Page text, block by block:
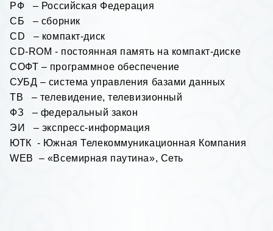
РФ – Российская Федерация
СБ – сборник
CD – компакт-диск
CD-ROM - постоянная память на компакт-диске
СОФТ – программное обеспечение
СУБД – система управления базами данных
ТВ – телевидение, телевизионный
ФЗ – федеральный закон
ЭИ – экспресс-информация
ЮТК - Южная Телекоммуникационная Компания
WEB – «Всемирная паутина», Сеть